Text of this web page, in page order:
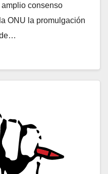
consenso
ONU la promulgación